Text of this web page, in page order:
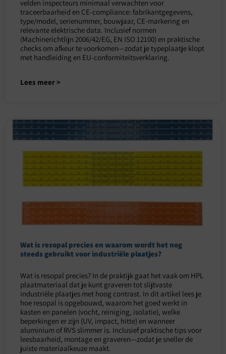
velden inspecteurs minimaal verwachten voor
traceerbaarheid en CE-compliance: fabrikantgegevens,
type/model, serienummer, bouwjaar, CE-markering en
relevante elektrische data. Inclusief normen
(Machinerichtlijn 2006/42/EG, EN ISO 12100) en praktische
checks om afkeur te voorkomen—zodat je typeplaatje klopt
met handleiding en EU-conformiteitsverklaring.
Lees meer >
Wat is resopal precies en waarom wordt het nog
steeds gebruikt voor industriële plaatjes?
Wat is resopal precies? In de praktijk gaat het vaak om HPL
plaatmateriaal dat je kunt graveren tot slijtvaste
industriële plaatjes met hoog contrast. In dit artikel lees je
hoe resopal is opgebouwd, waarom het goed werkt in
kasten en panelen (vocht, reiniging, isolatie), welke
beperkingen er zijn (UV, impact, hitte) en wanneer
aluminium of RVS slimmer is. Inclusief praktische tips voor
leesbaarheid, montage en graveren—zodat je sneller de
juiste materiaalkeuze maakt.